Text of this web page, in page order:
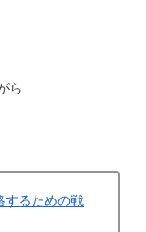
ら
するための戦